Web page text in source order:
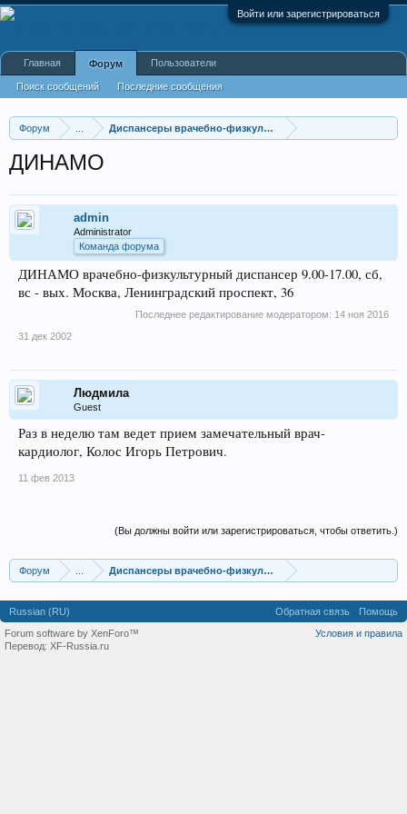
Войти или зарегистрироваться
Форум Диспансеры врачебно-физкультурные
ДИНАМО
admin
Administrator
Команда форума
ДИНАМО врачебно-физкультурный диспансер 9.00-17.00, сб,
вс - вых. Москва, Ленинградский проспект, 36
Последнее редактирование модератором: 14 ноя 2016
31 дек 2002
Людмила
Guest
Раз в неделю там ведет прием замечательный врач-
кардиолог, Колос Игорь Петрович.
11 фев 2013
(Вы должны войти или зарегистрироваться, чтобы ответить.)
Форум Диспансеры врачебно-физкультурные
Главная Форум
Поиск сообщений Последние сообщения
Пользователи
Russian (RU) Обратная связь
Помощь
Условия и правила
Forum software by XenForo™
Перевод: XF-Russia.ru